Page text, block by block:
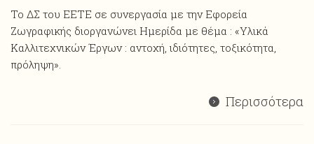
Το ΔΣ του ΕΕΤΕ σε συνεργασία με την Εφορεία
Ζωγραφικής διοργανώνει Ημερίδα με θέμα : «Υλικά
Καλλιτεχνικών Έργων : αντοχή, ιδιότητες, τοξικότητα,
πρόληψη».
Περισσότερα